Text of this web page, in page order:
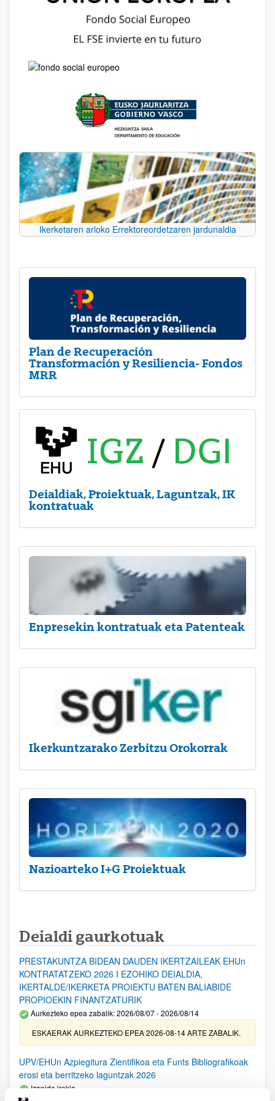
Ikerketaren arloko Errektoreordetzaren jardunaldia
Plan de Recuperación
Transformación y Resiliencia- Fondos
MRR
Deialdiak, Proiektuak, Laguntzak, IK
kontratuak
Enpresekin kontratuak eta Patenteak
Ikerkuntzarako Zerbitzu Orokorrak
Nazioarteko I+G Proiektuak
Deialdi gaurkotuak
PRESTAKUNTZA BIDEAN DAUDEN IKERTZAILEAK EHUn
KONTRATATZEKO 2026 I EZOHIKO DEIALDIA,
IKERTALDE/IKERKETA PROIEKTU BATEN BALIABIDE
PROPIOEKIN FINANTZATURIK
Aurkezteko epea zabalik: 2026/08/07 - 2026/08/14
ESKAERAK AURKEZTEKO EPEA 2026-08-14 ARTE ZABALIK.
UPV/EHUn Azpiegitura Zientifikoa eta Funts Bibliografikoak
erosi eta berritzeko laguntzak 2026
Izapide irekia